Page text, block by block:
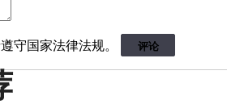
守国家法律法规。 评论